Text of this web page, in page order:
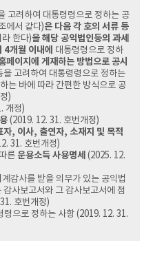
고려하여 대통령령으로 정하는 공
에서 같다)은 다음 각 호의 서류 등
한다)을 해당 공익법인등의 과세
개월 이내에 대통령령으로 정하
페이지에 게재하는 방법으로 공시
을 고려하여 대통령령으로 정하는
는 바에 따라 간편한 방식으로 공
)
개정)
(2019. 12. 31. 호번개정)
, 이사, 출연자, 소재지 및 목적
31. 호번개정)
른 운용소득 사용명세 (2025. 12.
감사를 받을 의무가 있는 공익법
사보고서와 그 감사보고서에 첨
호번개정)
령으로 정하는 사항 (2019. 12. 31.